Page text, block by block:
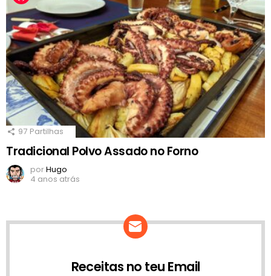
97 Partilhas
Tradicional Polvo Assado no Forno
porHugo
4 anos atrás
Receitas no teu Email